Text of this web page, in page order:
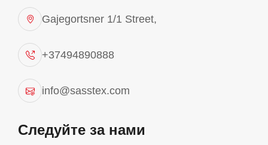
Gajegortsner 1/1 Street,
+37494890888
info@sasstex.com
Следуйте за нами
Отдел Планирование